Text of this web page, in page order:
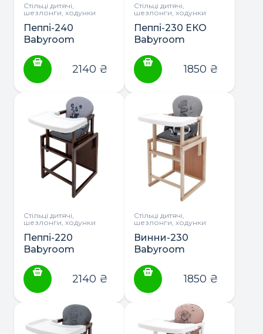
Стільці дитячі,
шезлонги, ходунки
Пеппі-240
Babyroom
трансформер з
пластиковою
столешнею
2140 ₴
Стільці дитячі,
шезлонги, ходунки
Пеппі-230 ЕКО
Babyroom
трансформер з
пластиковою
столешнею (без
1850 ₴
Стільці дитячі,
шезлонги, ходунки
Пеппі-220
Babyroom
трансформер
тонований з
пластиковою
столешнею
2140 ₴
Стільці дитячі,
шезлонги, ходунки
Винни-230
Babyroom
трансформер
ЕСО с
пластиковой
столешницей
(без лака)
1850 ₴